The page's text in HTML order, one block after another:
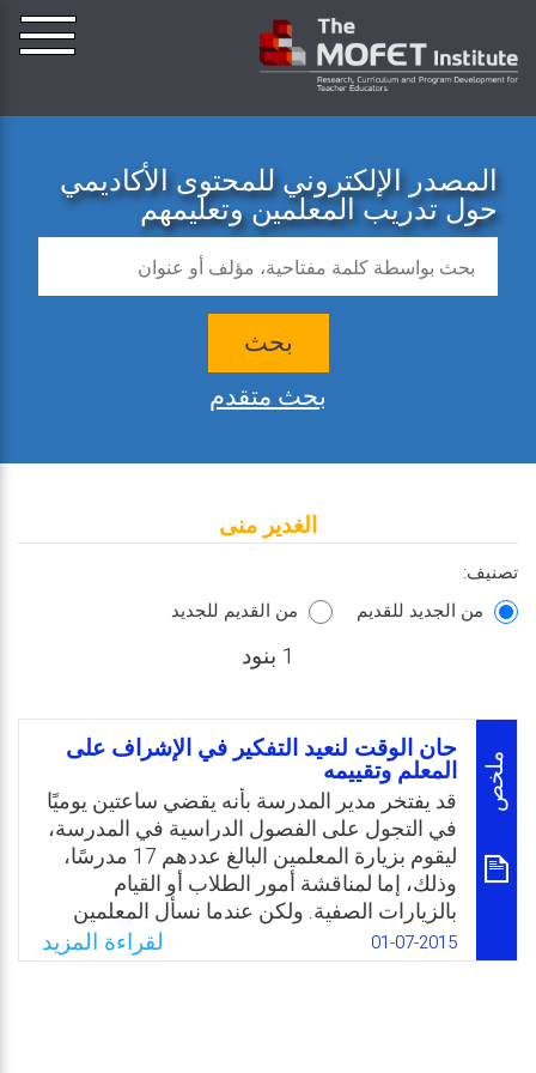
المصدر الإلكتروني للمحتوى الأكاديمي
حول تدريب المعلمين وتعليمهم
بحث
بحث متقدم
الغدير منى
تصنيف:
من الجديد للقديم
من القديم للجديد
1 بنود
ملخص
حان الوقت لنعيد التفكير في الإشراف على
المعلم وتقييمه
قد يفتخر مدير المدرسة بأنه يقضي ساعتين يوميًا
في التجول على الفصول الدراسية في المدرسة،
ليقوم بزيارة المعلمين البالغ عددهم 17 مدرسًا،
وذلك، إما لمناقشة أمور الطلاب أو القيام
بالزيارات الصفية. ولكن عندما نسأل المعلمين
عن التغذية الراجعة التي حصلوا عليها من
مديرهم لا نجد شيئًا. إن نظرية العمل بعد
01-07-2015 لقراءة المزيد